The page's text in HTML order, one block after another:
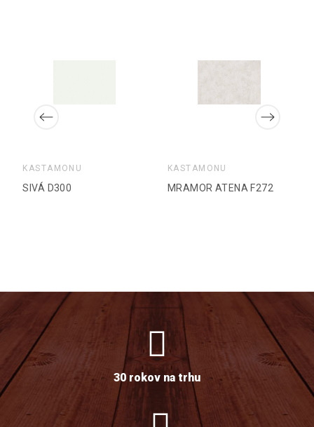
KASTAMONU
SIVÁ D300
KASTAMONU
MRAMOR ATENA F272
30 rokov na trhu